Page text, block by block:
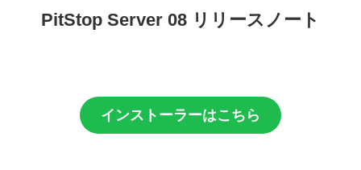
PitStop Server 08 リリースノート
インストーラーはこちら